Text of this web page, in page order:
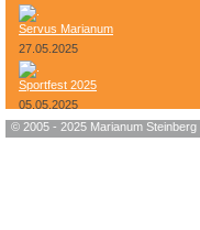
Servus Marianum
27.05.2025
Sportfest 2025
05.05.2025
Bundesheer-Tag
© 2005 - 2025 Marianum Steinberg